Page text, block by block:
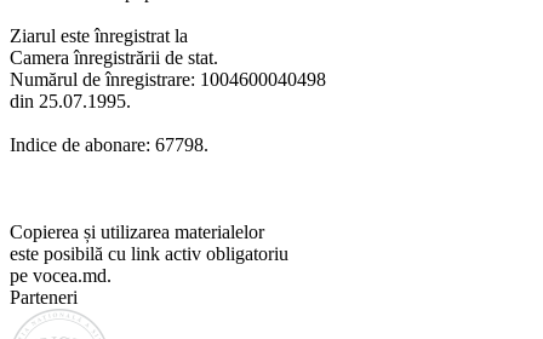
Ziarul este înregistrat la
Camera înregistrării de stat.
Numărul de înregistrare: 1004600040498
din 25.07.1995.
Indice de abonare: 67798.
Copierea și utilizarea materialelor
este posibilă cu link activ obligatoriu
pe vocea.md.
Parteneri